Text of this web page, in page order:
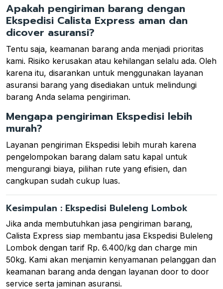
Apakah pengiriman barang dengan
Ekspedisi Calista Express aman dan
dicover asuransi?
Tentu saja, keamanan barang anda menjadi prioritas
kami. Risiko kerusakan atau kehilangan selalu ada. Oleh
karena itu, disarankan untuk menggunakan layanan
asuransi barang yang disediakan untuk melindungi
barang Anda selama pengiriman.
Mengapa pengiriman Ekspedisi lebih
murah?
Layanan pengiriman Ekspedisi lebih murah karena
pengelompokan barang dalam satu kapal untuk
mengurangi biaya, pilihan rute yang efisien, dan
cangkupan sudah cukup luas.
Kesimpulan : Ekspedisi Buleleng Lombok
Jika anda membutuhkan jasa pengiriman barang,
Calista Express siap membantu jasa Ekspedisi Buleleng
Lombok dengan tarif Rp. 6.400/kg dan charge min
50kg. Kami akan menjamin kenyamanan pelanggan dan
keamanan barang anda dengan layanan door to door
service serta jaminan asuransi.